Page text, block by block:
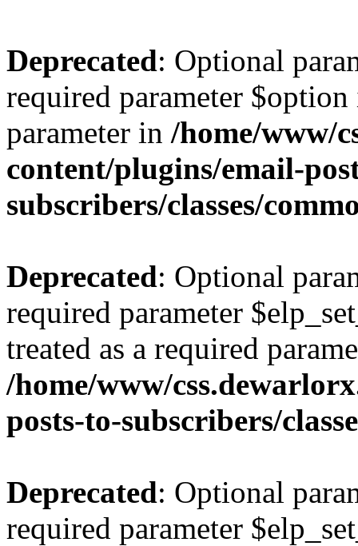
Deprecated: Optional
required parameter
parameter in /home/www/
content/plugins/email-
subscribers/classes/
Deprecated: Optional
required parameter
treated as a required
/home/www/
posts-to-subscribers/
Deprecated: Optional
required parameter